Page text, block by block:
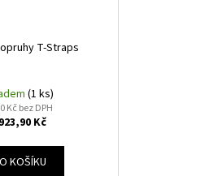
T-Straps
(1 ks)
Kč bez DPH
Kč
KOŠÍKU